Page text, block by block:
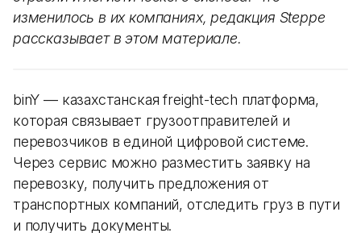
изменилось в их компаниях, редакция Steppe
рассказывает в этом материале.
binY — казахстанская freight-tech платформа,
которая связывает грузоотправителей и
перевозчиков в единой цифровой системе.
Через сервис можно разместить заявку на
перевозку, получить предложения от
транспортных компаний, отследить груз в пути
и получить документы.